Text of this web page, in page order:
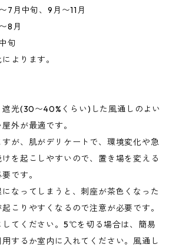
7月中旬、9月〜11月
8月
旬
よります。
光(30〜40%くらい)した風通しのよい
外が最適です。
が、肌がデリケートで、環境変化や急
を起こしやすいので、置き場を変える
です。
なってしまうと、刺座が茶色くなった
こりやすくなるので注意が必要です。
てください。5℃を切る場合は、簡易
するか室内に入れてください。風通し